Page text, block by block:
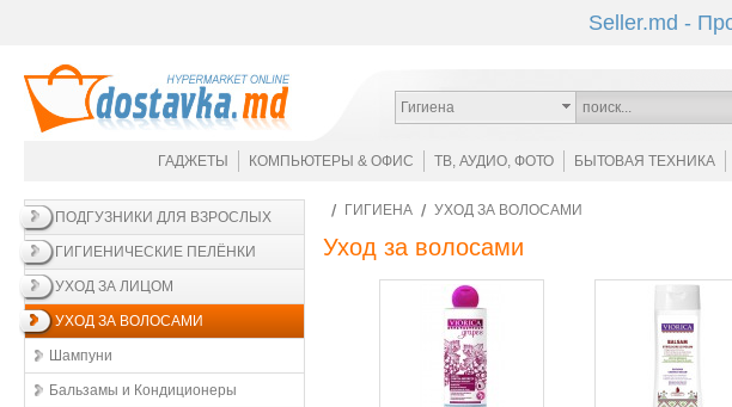
Seller.md -
Гигиена
ГАДЖЕТЫ КОМПЬЮТЕРЫ & ОФИС ТВ, АУДИО, ФОТО БЫТОВАЯ ТЕХНИКА
ПОДГУЗНИКИ ДЛЯ ВЗРОСЛЫХ
ГИГИЕНИЧЕСКИЕ ПЕЛЁНКИ
УХОД ЗА ЛИЦОМ
УХОД ЗА ВОЛОСАМИ
Шампуни
Бальзамы и Кондиционеры
ГИГИЕНА УХОД ЗА ВОЛОСАМИ
Уход за волосами